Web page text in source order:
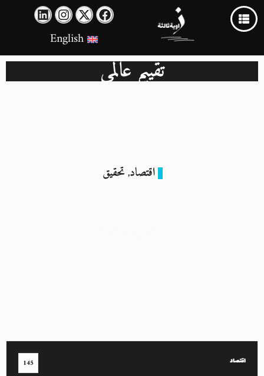
English
تقييم عالمي
اقتصاد,تحقيق
اقتصاد 145